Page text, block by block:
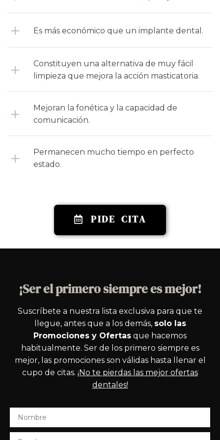
implica ninguna intervención quirúrgica para
Es más económico que un implante dental.
Constituyen una alternativa de muy fácil
limpieza que mejora la acción masticatoria.
Mejoran la fonética y la capacidad de
comunicación.
Permanecen mucho tiempo en perfecto
estado.
PIDE CITA
¡Ser el primero siempre es mejor!
Suscríbete a nuestra lista exclusiva para que te
llegue, antes que a los demás, solo las
Promociones y Ofertas que hacemos
habitualmente. Ser de los primero siempre es
mejor, las promociones son válidas hasta llenar el
cupo de citas. ¡No te pierdas las mejor ofertas
dentales!